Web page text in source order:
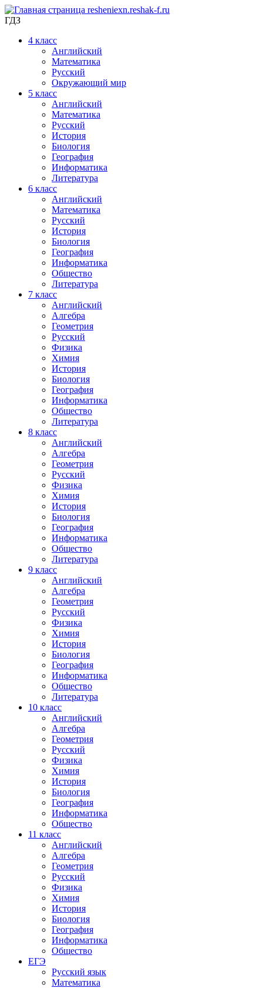
ГДЗ
4 класс
Английский
Математика
Русский
Окружающий мир
5 класс
Английский
Математика
Русский
История
Биология
География
Информатика
Литература
6 класс
Английский
Математика
Русский
История
Биология
География
Информатика
Общество
Литература
7 класс
Английский
Алгебра
Геометрия
Русский
Физика
Химия
История
Биология
География
Информатика
Общество
Литература
8 класс
Английский
Алгебра
Геометрия
Русский
Физика
Химия
История
Биология
География
Информатика
Общество
Литература
9 класс
Английский
Алгебра
Геометрия
Русский
Физика
Химия
История
Биология
География
Информатика
Общество
Литература
10 класс
Английский
Алгебра
Геометрия
Русский
Физика
Химия
История
Биология
География
Информатика
Общество
11 класс
Английский
Алгебра
Геометрия
Русский
Физика
Химия
История
Биология
География
Информатика
Общество
ЕГЭ
Русский язык
Математика